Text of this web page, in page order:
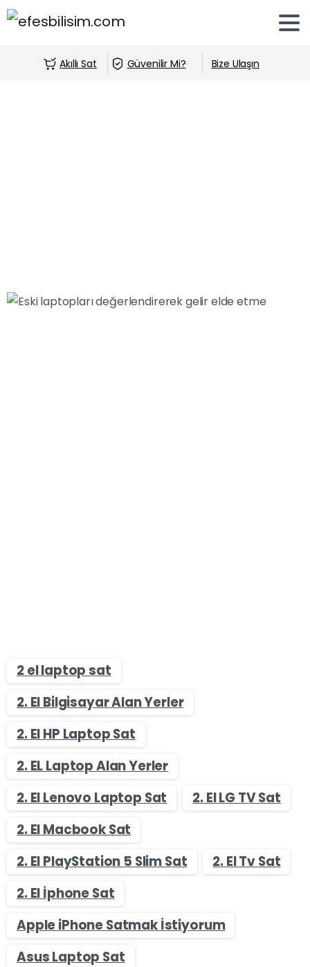
Akıllı Sat Güvenilir Mi? Bize Ulaşın
2 el laptop sat
2. El Bilgisayar Alan Yerler
2. El HP Laptop Sat
2. EL Laptop Alan Yerler
2. El Lenovo Laptop Sat
2. El LG TV Sat
2. El Macbook Sat
2. El PlayStation 5 Slim Sat
2. El Tv Sat
2. El İphone Sat
Apple iPhone Satmak İstiyorum
Asus Laptop Sat